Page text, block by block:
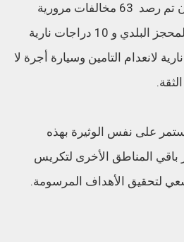
وفي مجال السير والجولان تم رصد 63 مخالفات مرورية
وإحالة 10 سيارات على المحجز البلدي و 10 دراجات نارية
لانعدام التامين وسيارة أجرة لا
على نفس الوثيرة بهذه
باقي المناطق الأخرى لتكريس
لتحقيق الأهداف المرسومة.